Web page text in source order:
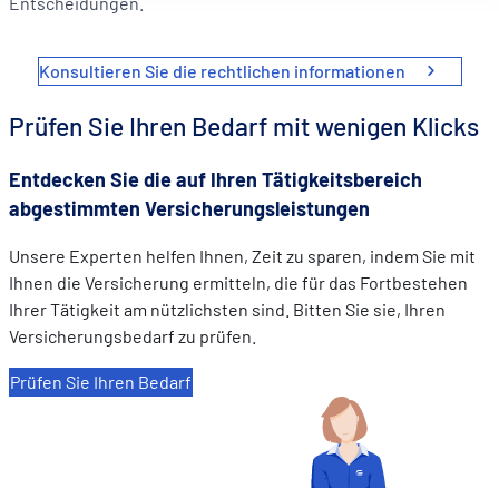
Mesurer l'audience en suivant le nombre de visiteurs et
Proposer des offres et services personnalisés et en
les performances. Partager des informations avec les
sociaux utilisés et vous permettre de visualiser du contenu
hébergé sur un site externe.
Konsultieren Sie die rechtlichen informationen
Prüfen Sie Ihren Bedarf mit wenigen Klicks
Entdecken Sie die auf Ihren Tätigkeitsbereich
abgestimmten Versicherungsleistungen
Unsere Experten helfen Ihnen, Zeit zu sparen, indem Sie mit
Ihnen die Versicherung ermitteln, die für das Fortbestehen
Ihrer Tätigkeit am nützlichsten sind. Bitten Sie sie, Ihren
Versicherungsbedarf zu prüfen.
Prüfen Sie Ihren Bedarf